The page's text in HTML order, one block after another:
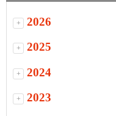
+ 2026
+ 2025
+ 2024
+ 2023